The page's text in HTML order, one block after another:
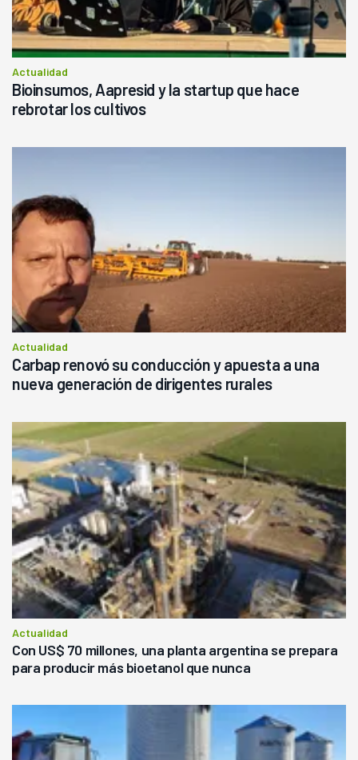
Actualidad
Bioinsumos, Aapresid y la startup que hace
rebrotar los cultivos
Actualidad
Carbap renovó su conducción y apuesta a una
nueva generación de dirigentes rurales
Actualidad
Con US$ 70 millones, una planta argentina se prepara
para producir más bioetanol que nunca